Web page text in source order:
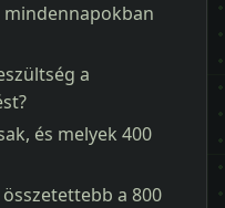
a
és melyek 400
a 800